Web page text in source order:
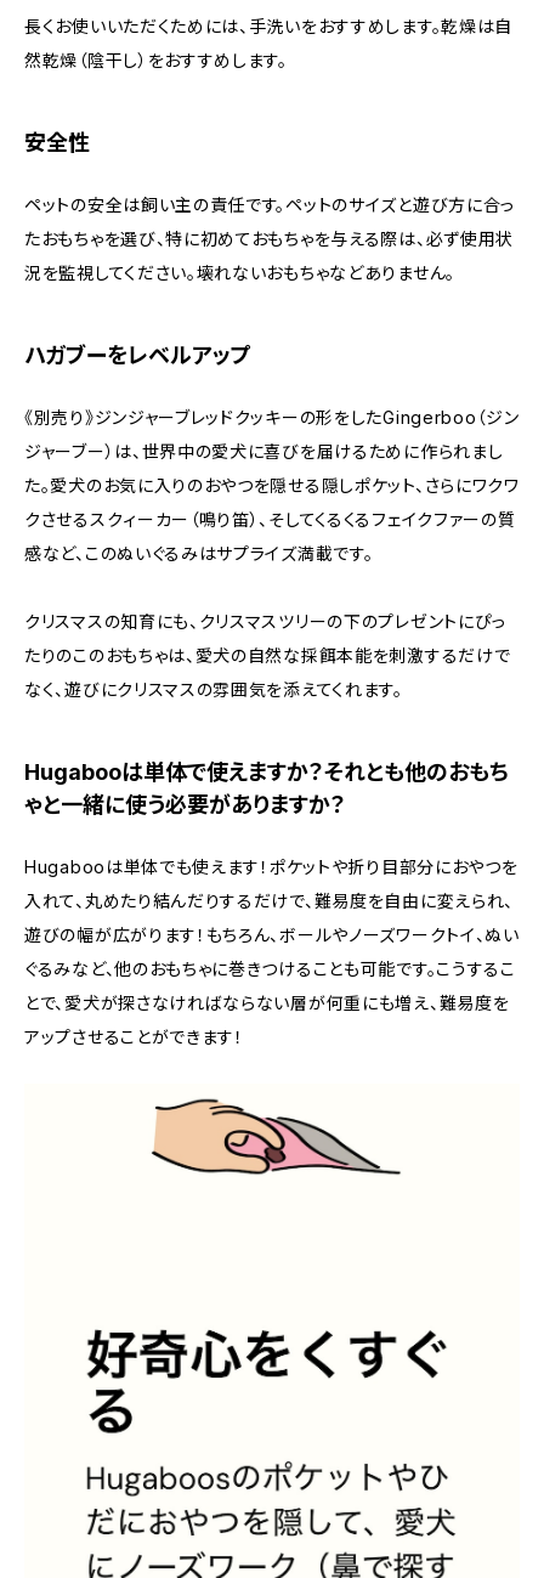
長くお使いいただくためには、手洗いをおすすめします。乾燥は自
然乾燥（陰干し）をおすすめします。
安全性
ペットの安全は飼い主の責任です。ペットのサイズと遊び方に合っ
たおもちゃを選び、特に初めておもちゃを与える際は、必ず使用状
況を監視してください。壊れないおもちゃなどありません。
ハガブーをレベルアップ
《別売り》ジンジャーブレッドクッキーの形をしたGingerboo（ジン
ジャーブー）は、世界中の愛犬に喜びを届けるために作られまし
た。愛犬のお気に入りのおやつを隠せる隠しポケット、さらにワクワ
クさせるスクィーカー（鳴り笛）、そしてくるくるフェイクファーの質
感など、このぬいぐるみはサプライズ満載です。
クリスマスの知育にも、クリスマスツリーの下のプレゼントにぴっ
たりのこのおもちゃは、愛犬の自然な採餌本能を刺激するだけで
なく、遊びにクリスマスの雰囲気を添えてくれます。
Hugabooは単体で使えますか？それとも他のおもち
ゃと一緒に使う必要がありますか？
Hugabooは単体でも使えます！ポケットや折り目部分におやつを
入れて、丸めたり結んだりするだけで、難易度を自由に変えられ、
遊びの幅が広がります！もちろん、ボールやノーズワークトイ、ぬい
ぐるみなど、他のおもちゃに巻きつけることも可能です。こうするこ
とで、愛犬が探さなければならない層が何重にも増え、難易度を
アップさせることができます！